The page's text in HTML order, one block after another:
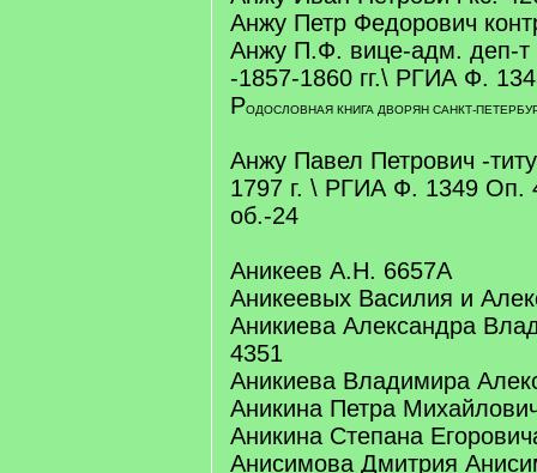
Анжу Петр Федорович
Анжу П.Ф. вице-адм. деп-т
-1857-1860 гг.\ РГИА Ф.
РОДОСЛОВНАЯ КНИГА ДВОРЯН САНКТ-
Анжу Павел Петрович -
1797 г. \ РГИА Ф. 1349 Оп.
об.-24
Аникеев А.Н. 6657А
Аникеевых Василия и
Аникиева Александра
4351
Аникиева Владимира
Аникина Петра
Аникина Степана
Анисимова Дмитрия